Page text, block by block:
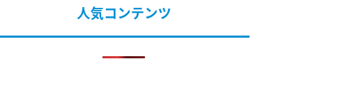
人気コンテンツ